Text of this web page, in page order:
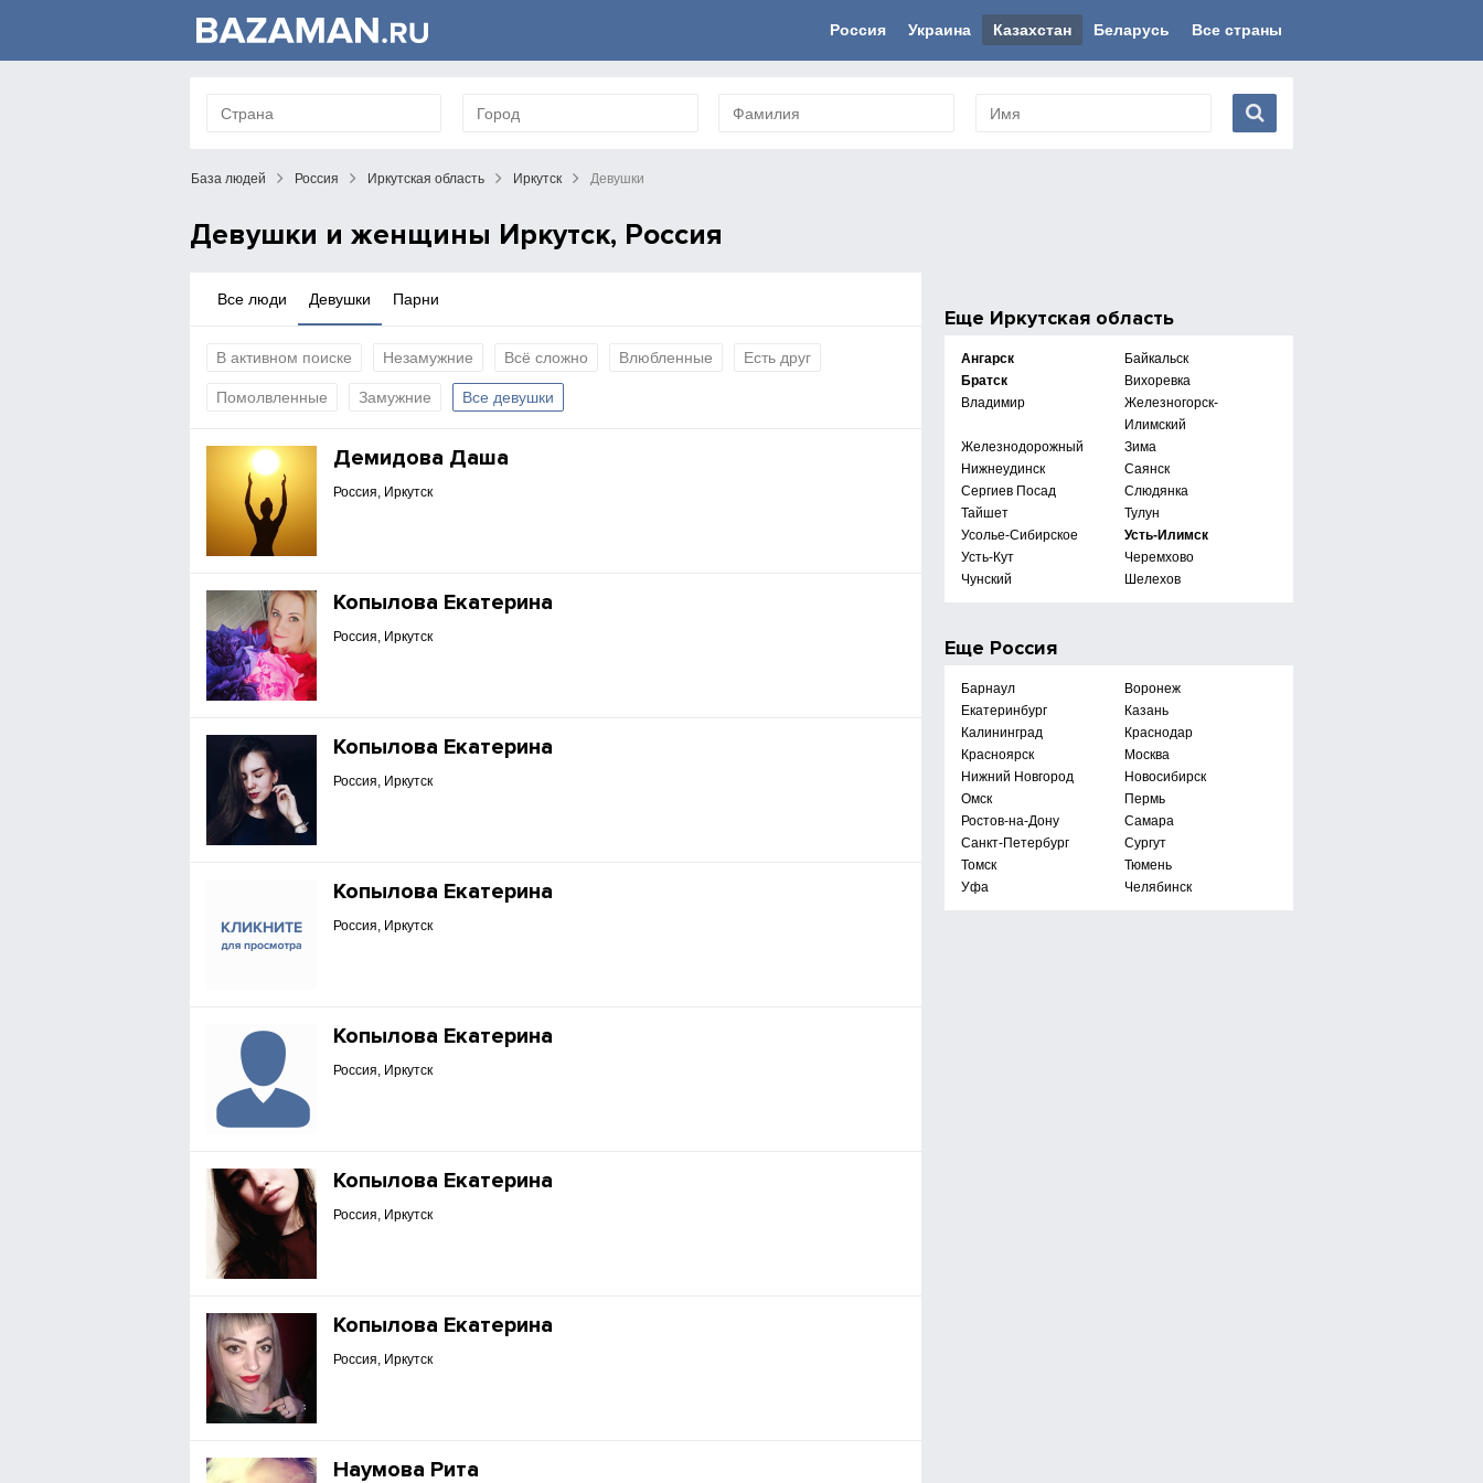
Россия Украина Казахстан Беларусь Все страны
База людей Россия Иркутская область Иркутск Девушки
Девушки и женщины Иркутск, Россия
Парни
Девушки
Все люди
В активном поиске Незамужние Всё сложно Влюбленные Есть друг
Помолвленные Замужние Все девушки
Демидова Даша
Россия, Иркутск
Копылова Екатерина
Россия, Иркутск
Копылова Екатерина
Россия, Иркутск
Копылова Екатерина
Россия, Иркутск
Копылова Екатерина
Россия, Иркутск
Копылова Екатерина
Россия, Иркутск
Копылова Екатерина
Россия, Иркутск
Наумова Рита
Еще Иркутская область
Ангарск
Байкальск
Братск
Вихоревка
Владимир
Железногорск-
Илимский
Железнодорожный
Зима
Нижнеудинск
Саянск
Сергиев Посад
Слюдянка
Тайшет
Тулун
Усолье-Сибирское
Усть-Илимск
Усть-Кут
Черемхово
Чунский
Шелехов
Еще Россия
Барнаул
Воронеж
Екатеринбург
Казань
Калининград
Краснодар
Красноярск
Москва
Нижний Новгород
Новосибирск
Омск
Пермь
Ростов-на-Дону
Самара
Санкт-Петербург
Сургут
Томск
Тюмень
Уфа
Челябинск